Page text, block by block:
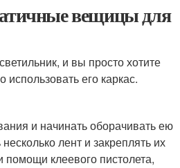
вещицы для
и вы просто хотите
его каркас.
и начинать оборачивать ею
лент и закреплять их
помощи клеевого пистолета,